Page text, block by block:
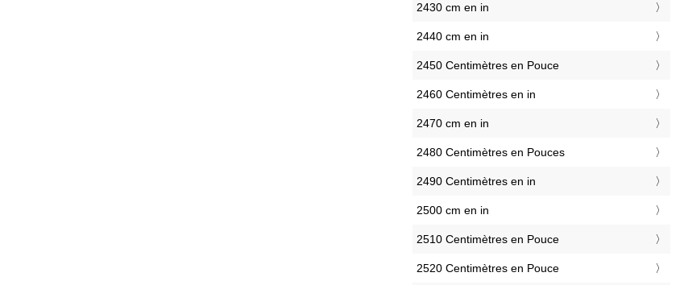
2430 cm en in
2440 cm en in
2450 Centimètres en Pouce
2460 Centimètres en in
2470 cm en in
2480 Centimètres en Pouces
2490 Centimètres en in
2500 cm en in
2510 Centimètres en Pouce
2520 Centimètres en Pouce